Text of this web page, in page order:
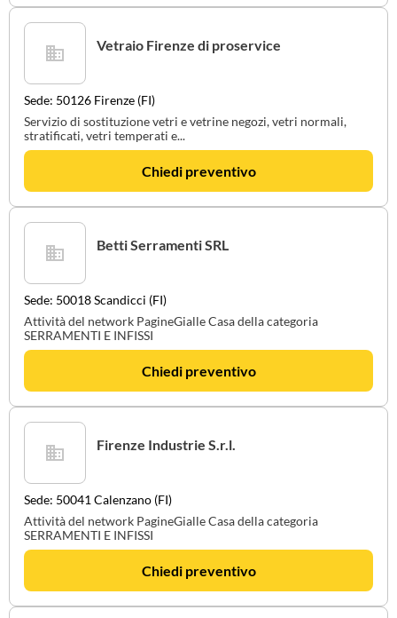
Vetraio Firenze di proservice
Sede: 50126 Firenze (FI)
Servizio di sostituzione vetri e vetrine negozi, vetri normali,
stratificati, vetri temperati e...
Chiedi preventivo
Betti Serramenti SRL
Sede: 50018 Scandicci (FI)
Attività del network PagineGialle Casa della categoria
SERRAMENTI E INFISSI
Chiedi preventivo
Firenze Industrie S.r.l.
Sede: 50041 Calenzano (FI)
Attività del network PagineGialle Casa della categoria
SERRAMENTI E INFISSI
Chiedi preventivo